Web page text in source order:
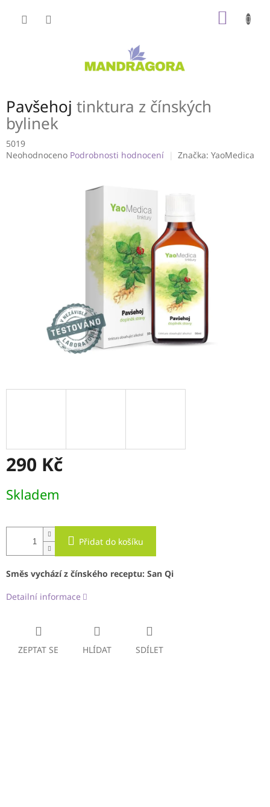
Pavšehoj tinktura z čínských
bylinek
5019
Průměrné
Neohodnoceno Podrobnosti hodnocení Značka: YaoMedica
290 Kč
cena:
Skladem
Přidat do košíku
Směs vychází z čínského receptu: San Qi
Detailní informace
ZEPTAT SE HLÍDAT SDÍLET